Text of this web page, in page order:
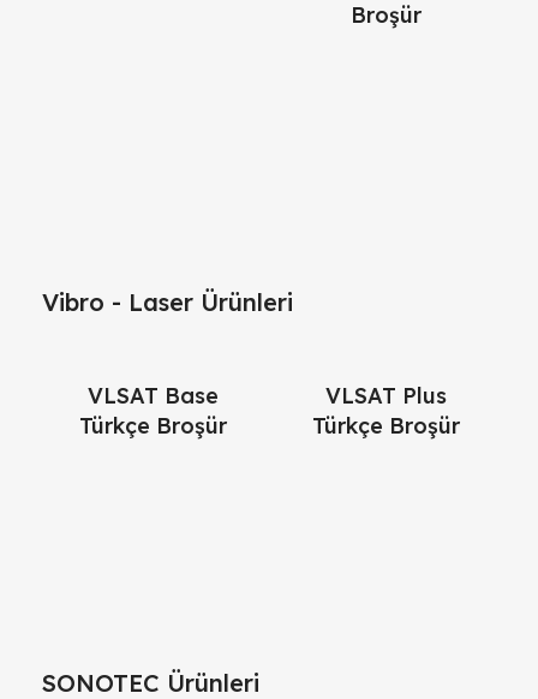
Broşür
Vibro - Laser Ürünleri
VLSAT Base
Türkçe Broşür
VLSAT Plus
Türkçe Broşür
SONOTEC Ürünleri